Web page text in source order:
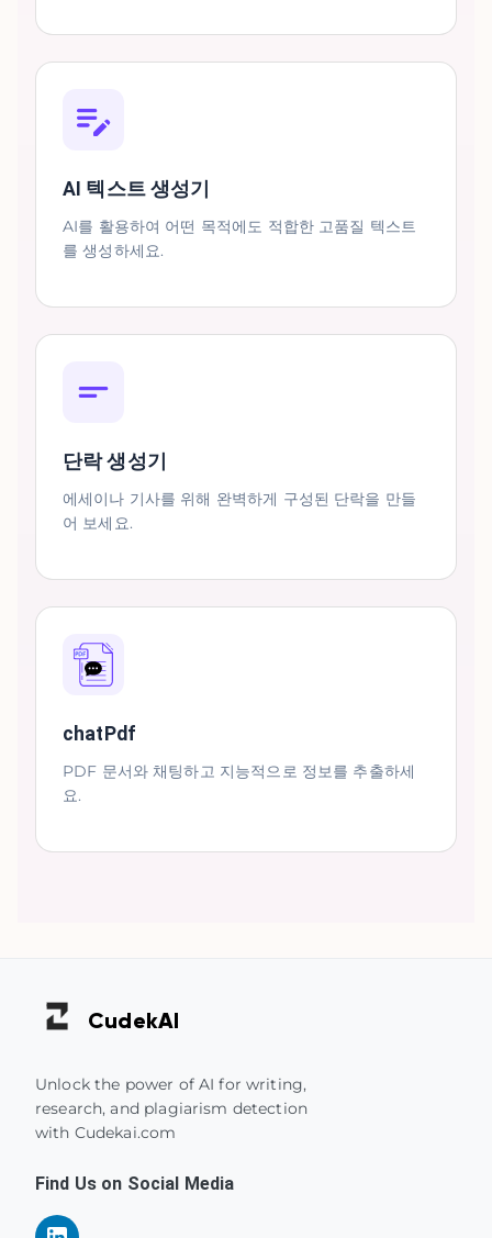
AI 텍스트 생성기
AI를 활용하여 어떤 목적에도 적합한 고품질 텍스트
를 생성하세요.
단락 생성기
에세이나 기사를 위해 완벽하게 구성된 단락을 만들
어 보세요.
chatPdf
PDF 문서와 채팅하고 지능적으로 정보를 추출하세
요.
CudekAI
Unlock the power of AI for writing,
research, and plagiarism detection
with Cudekai.com
Find Us on Social Media